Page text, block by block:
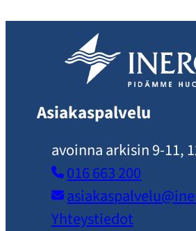
Asiakaspalvelu
avoinna arkisin 9-11,
016 663 200
Yhteystiedot